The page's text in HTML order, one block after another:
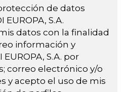
de datos
EUROPA, S.A.
datos con la finalidad
información y
S.A. por
correo electrónico y/o
y acepto el uso de mis